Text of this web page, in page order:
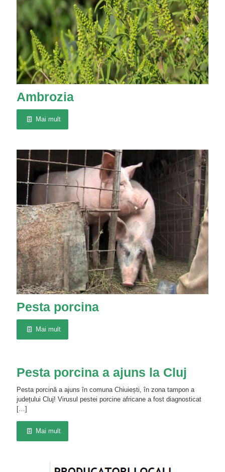
Ambrozia
Mai mult
Pesta porcina
Mai mult
Pesta porcina a ajuns la Cluj
Pesta porcină a ajuns în comuna Chiuiești, în zona tampon a
județului Cluj! Virusul pestei porcine africane a fost diagnosticat
[…]
Mai mult